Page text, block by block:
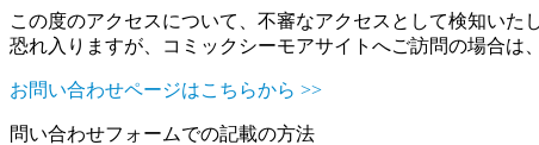
この度のアクセスについて、不審なアクセスとして検知いた
恐れ入りますが、コミックシーモアサイトへご訪問の場合は
お問い合わせページはこちらから >>
問い合わせフォームでの記載の方法